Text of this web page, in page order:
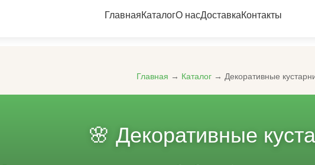
ГлавнаяКаталогО насДоставкаКонтакты
Главная → Каталог→ Декоративные
🌸 Декоративные